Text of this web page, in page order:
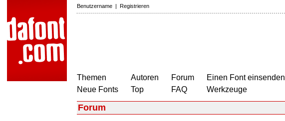
Benutzername | Registrieren
Themen
Neue Fonts
Autoren
Top
Forum
FAQ
Einen Font einsenden
Werkzeuge
Forum